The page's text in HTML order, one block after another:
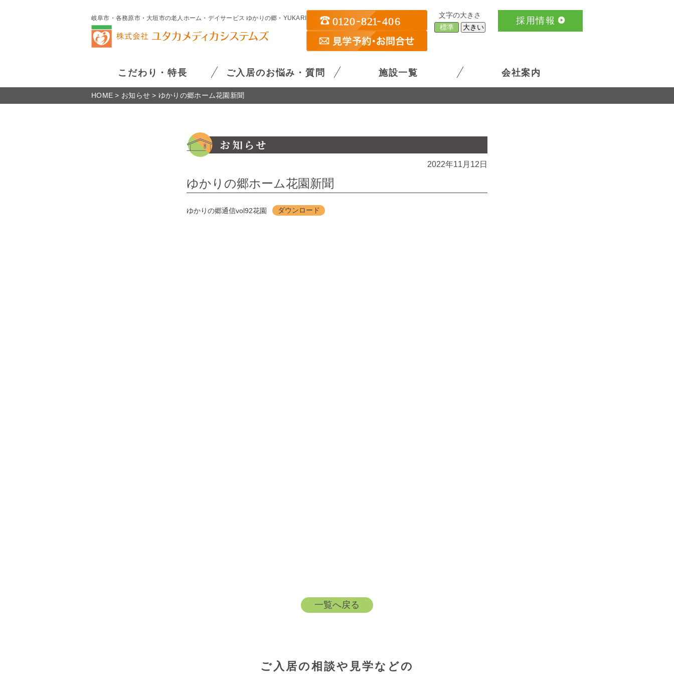
岐阜市・各務原市・大垣市の老人ホーム・デイサービス ゆかりの郷・YUKARI
こだわり・特長 ご入居のお悩み・質問 施設一覧 会社案内
文字の大きさ
標準
大きい
採用情報
HOME > お知らせ > ゆかりの郷ホーム花園新聞
お知らせ
2022年11月12日
ゆかりの郷ホーム花園新聞
ゆかりの郷通信vol92花園 ダウンロード
一覧へ戻る
ご入居の相談や見学などの